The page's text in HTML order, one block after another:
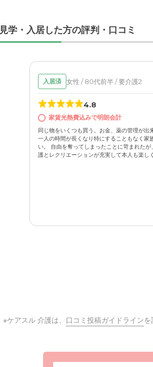
見学・入居した方の評判・口コミ
入居済 女性 / 80代前半 / 要介護2
4.8
家賃光熱費込みで明朗会計
同じ物をいくつも買う。お金、薬の管理が出
一人の時間が長くなり特にすることもなく家
い。 自由を奪ってしまったことに苛まれた
護とレクリエーションが充実して本人も楽し
※ケアスル 介護は、 口コミ投稿ガイドライン